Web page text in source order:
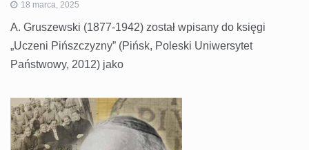
18 marca, 2025
A. Gruszewski (1877-1942) został wpisany do księgi
„Uczeni Pińszczyzny” (Pińsk, Poleski Uniwersytet
Państwowy, 2012) jako